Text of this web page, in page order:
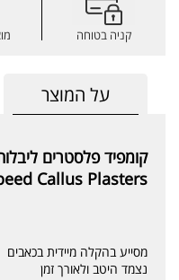
קניה בטוחה
על המוצר
קומפיד פלסטרים
Callus Plasters
מסייע בהקלה מיידית בכאבים
נצמד היטב ולאורך זמן